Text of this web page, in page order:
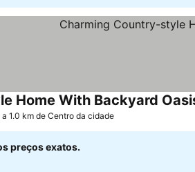
Home With Backyard
a 1.0 km de Centro da cidade
preços exatos.